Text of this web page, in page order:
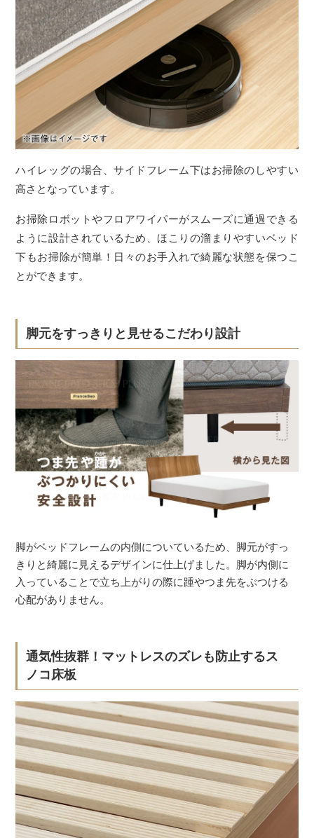
ハイレッグの場合、サイドフレーム下はお掃除のしやすい
高さとなっています。
お掃除ロボットやフロアワイパーがスムーズに通過できる
ように設計されているため、ほこりの溜まりやすいベッド
下もお掃除が簡単！日々のお手入れで綺麗な状態を保つこ
とができます。
脚元をすっきりと見せるこだわり設計
脚がベッドフレームの内側についているため、脚元がすっ
きりと綺麗に見えるデザインに仕上げました。脚が内側に
入っていることで立ち上がりの際に踵やつま先をぶつける
心配がありません。
通気性抜群！マットレスのズレも防止するス
ノコ床板